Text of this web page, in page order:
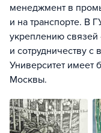
менеджмент в
и на транспорте. В
укреплению связей
и сотрудничеству
Университет имеет
Москвы.